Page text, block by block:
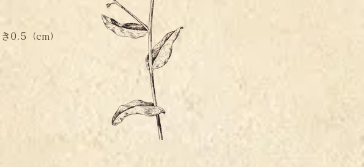
0.5（cm）